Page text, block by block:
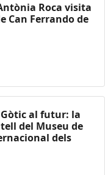
Roca visita
Can Ferrando de
Gòtic al futur: la
del Museu de
dels